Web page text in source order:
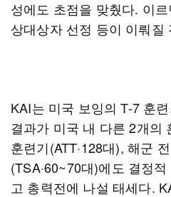
성에도 초점을 맞췄다. 이
상대상자 선정 등이 이뤄질
KAI는 미국 보잉의 T-7 훈
결과가 미국 내 다른 2개의
훈련기(ATT·128대), 해군
(TSA·60~70대)에도 결정
고 총력전에 나설 태세다.